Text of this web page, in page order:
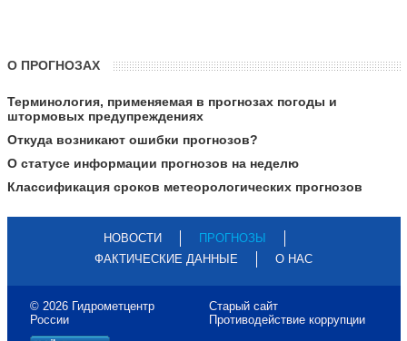
О ПРОГНОЗАХ
Терминология, применяемая в прогнозах погоды и
штормовых предупреждениях
Откуда возникают ошибки прогнозов?
О статусе информации прогнозов на неделю
Классификация сроков метеорологических прогнозов
НОВОСТИ
ПРОГНОЗЫ
ФАКТИЧЕСКИЕ ДАННЫЕ
О НАС
© 2026 Гидрометцентр
России
Старый сайт
Противодействие коррупции